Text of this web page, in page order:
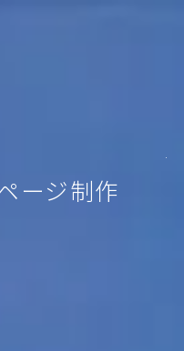
ージ制作